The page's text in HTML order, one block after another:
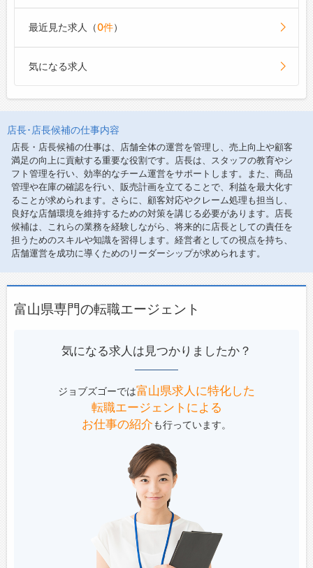
最近見た求人（0件）
気になる求人
店長･店長候補の仕事内容
店長・店長候補の仕事は、店舗全体の運営を管理し、売上向上や顧客
満足の向上に貢献する重要な役割です。店長は、スタッフの教育やシ
フト管理を行い、効率的なチーム運営をサポートします。また、商品
管理や在庫の確認を行い、販売計画を立てることで、利益を最大化す
ることが求められます。さらに、顧客対応やクレーム処理も担当し、
良好な店舗環境を維持するための対策を講じる必要があります。店長
候補は、これらの業務を経験しながら、将来的に店長としての責任を
担うためのスキルや知識を習得します。経営者としての視点を持ち、
店舗運営を成功に導くためのリーダーシップが求められます。
富山県専門の転職エージェント
気になる求人は見つかりましたか？
ジョブズゴーでは富山県求人に特化した
転職エージェントによる
お仕事の紹介も行っています。